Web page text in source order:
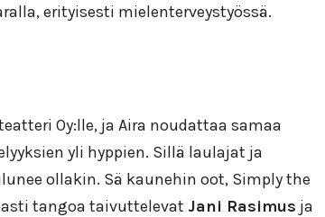
erityisesti mielenterveystyössä.
Oy:lle, ja Aira noudattaa samaa
yli hyppien. Sillä laulajat ja
ollakin. Sä kaunehin oot, Simply the
tangoa taivuttelevat Jani Rasimus ja